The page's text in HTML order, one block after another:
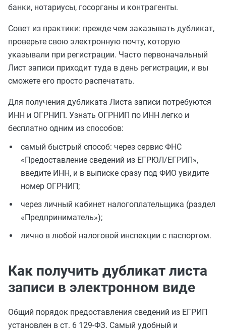
банки, нотариусы, госорганы и контрагенты.
Совет из практики: прежде чем заказывать дубликат,
проверьте свою электронную почту, которую
указывали при регистрации. Часто первоначальный
Лист записи приходит туда в день регистрации, и вы
сможете его просто распечатать.
Для получения дубликата Листа записи потребуются
ИНН и ОГРНИП. Узнать ОГРНИП по ИНН легко и
бесплатно одним из способов:
самый быстрый способ: через сервис ФНС
«Предоставление сведений из ЕГРЮЛ/ЕГРИП»,
введите ИНН, и в выписке сразу под ФИО увидите
номер ОГРНИП;
через личный кабинет налогоплательщика (раздел
«Предприниматель»);
лично в любой налоговой инспекции с паспортом.
Как получить дубликат листа
записи в электронном виде
Общий порядок предоставления сведений из ЕГРИП
установлен в ст. 6 129‑ФЗ. Самый удобный и